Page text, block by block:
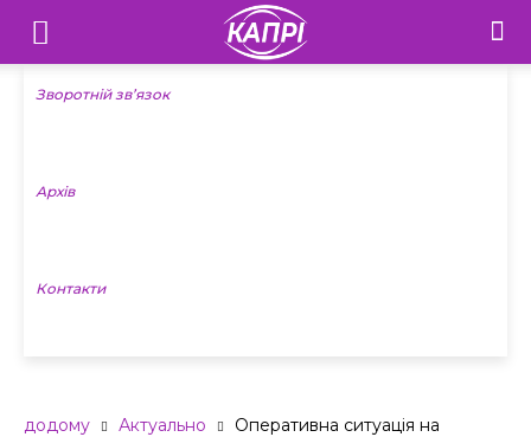
Телебачення
«Капрі»
Новини
Зворотній зв’язок
Архів
Контакти
додому Актуально
Оперативна ситуація на